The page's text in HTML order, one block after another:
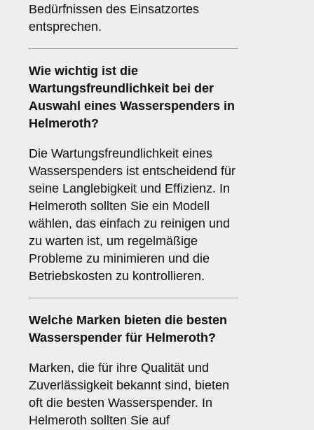
Bedürfnissen des Einsatzortes
entsprechen.
Wie wichtig ist die
Wartungsfreundlichkeit bei der
Auswahl eines Wasserspenders in
Helmeroth?
Die Wartungsfreundlichkeit eines
Wasserspenders ist entscheidend für
seine Langlebigkeit und Effizienz. In
Helmeroth sollten Sie ein Modell
wählen, das einfach zu reinigen und
zu warten ist, um regelmäßige
Probleme zu minimieren und die
Betriebskosten zu kontrollieren.
Welche Marken bieten die besten
Wasserspender für Helmeroth?
Marken, die für ihre Qualität und
Zuverlässigkeit bekannt sind, bieten
oft die besten Wasserspender. In
Helmeroth sollten Sie auf